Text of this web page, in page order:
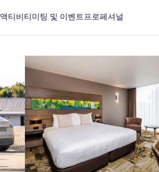
액티비티미팅 및 이벤트 프로페셔널